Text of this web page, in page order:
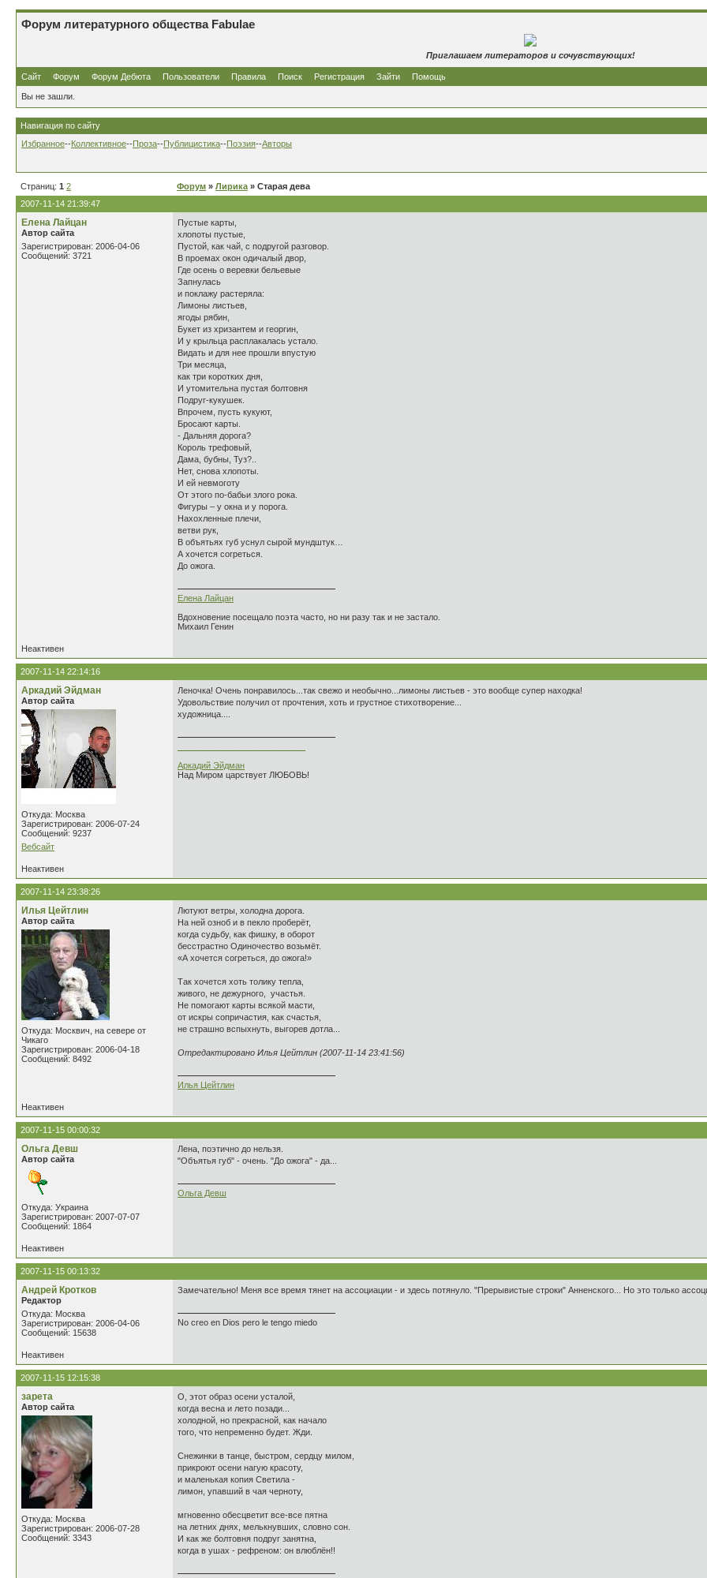
Форум литературного общества Fabulae
Приглашаем литераторов и сочувствующих!
Сайт Форум Форум Дебюта Пользователи Правила Поиск Регистрация Зайти Помощь
Вы не зашли.
Навигация по сайту
Избранное--Коллективное--Проза--Публицистика--Поэзия--Авторы
Страниц: 1 2 Форум » Лирика » Старая дева
2007-11-14 21:39:47
Елена Лайцан
Автор сайта
Зарегистрирован: 2006-04-06
Сообщений: 3721
Пустые карты,
хлопоты пустые,
Пустой, как чай, с подругой разговор.
В проемах окон одичалый двор,
Где осень о веревки бельевые
Запнулась
и поклажу растеряла:
Лимоны листьев,
ягоды рябин,
Букет из хризантем и георгин,
И у крыльца расплакалась устало.
Видать и для нее прошли впустую
Три месяца,
как три коротких дня,
И утомительна пустая болтовня
Подруг-кукушек.
Впрочем, пусть кукуют,
Бросают карты.
- Дальняя дорога?
Король трефовый,
Дама, бубны, Туз?..
Нет, снова хлопоты.
И ей невмоготу
От этого по-бабьи злого рока.
Фигуры – у окна и у порога.
Нахохленные плечи,
ветви рук,
В объятьях губ уснул сырой мундштук…
А хочется согреться.
До ожога.
Елена Лайцан
Вдохновение посещало поэта часто, но ни разу так и не застало.
Михаил Генин
Неактивен
2007-11-14 22:14:16
Аркадий Эйдман
Автор сайта
Откуда: Москва
Зарегистрирован: 2006-07-24
Сообщений: 9237
Вебсайт
Леночка! Очень понравилось...так свежо и необычно...лимоны листьев - это вообще супер находка!
Удовольствие получил от прочтения, хоть и грустное стихотворение...
художница....
Аркадий Эйдман
Над Миром царствует ЛЮБОВЬ!
Неактивен
2007-11-14 23:38:26
Илья Цейтлин
Автор сайта
Откуда: Москвич, на севере от
Чикаго
Зарегистрирован: 2006-04-18
Сообщений: 8492
Лютуют ветры, холодна дорога.
На ней озноб и в пекло проберёт,
когда судьбу, как фишку, в оборот
бесстрастно Одиночество возьмёт.
«А хочется согреться, до ожога!»
Так хочется хоть толику тепла,
живого, не дежурного, участья.
Не помогают карты всякой масти,
от искры сопричастия, как счастья,
не страшно вспыхнуть, выгорев дотла...
Отредактировано Илья Цейтлин (2007-11-14 23:41:56)
Илья Цейтлин
Неактивен
2007-11-15 00:00:32
Ольга Девш
Автор сайта
Откуда: Украина
Зарегистрирован: 2007-07-07
Сообщений: 1864
Лена, поэтично до нельзя.
"Объятья губ" - очень. "До ожога" - да...
Ольга Девш
Неактивен
2007-11-15 00:13:32
Андрей Кротков
Редактор
Откуда: Москва
Зарегистрирован: 2006-04-06
Сообщений: 15638
Замечательно! Меня все время тянет на ассоциации - и здесь потянуло. "Прерывистые строки" Анненского... Но это только
No creo en Dios pero le tengo miedo
Неактивен
2007-11-15 12:15:38
зарета
Автор сайта
Откуда: Москва
Зарегистрирован: 2006-07-28
Сообщений: 3343
О, этот образ осени усталой,
когда весна и лето позади...
холодной, но прекрасной, как начало
того, что непременно будет. Жди.
Снежинки в танце, быстром, сердцу милом,
прикроют осени нагую красоту,
и маленькая копия Светила -
лимон, упавший в чая черноту,
мгновенно обесцветит все-все пятна
на летних днях, мелькнувших, словно сон.
И как же болтовня подруг занятна,
когда в ушах - рефреном: он влюблён!!